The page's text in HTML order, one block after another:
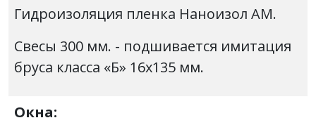
Гидроизоляция пленка Наноизол АМ.
Свесы 300 мм. - подшивается имитация
бруса класса «Б» 16х135 мм.
Окна: